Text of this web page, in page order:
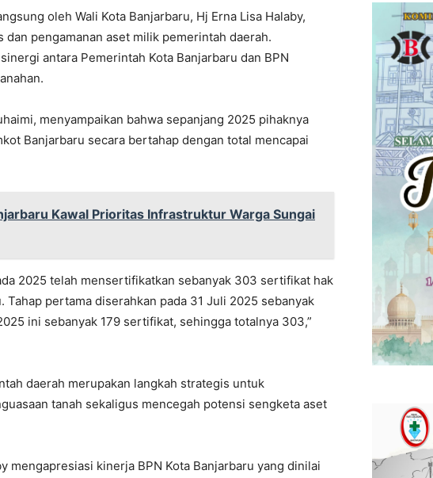
oleh Wali Kota Banjarbaru, Hj Erna Lisa Halaby,
pengamanan aset milik pemerintah daerah.
antara Pemerintah Kota Banjarbaru dan BPN
menyampaikan bahwa sepanjang 2025 pihaknya
Banjarbaru secara bertahap dengan total mencapai
Kawal Prioritas Infrastruktur Warga Sungai
2025 telah mensertifikatkan sebanyak 303 sertifikat hak
Tahap pertama diserahkan pada 31 Juli 2025 sebanyak
ini sebanyak 179 sertifikat, sehingga totalnya 303,”
daerah merupakan langkah strategis untuk
tanah sekaligus mencegah potensi sengketa aset
mengapresiasi kinerja BPN Kota Banjarbaru yang dinilai